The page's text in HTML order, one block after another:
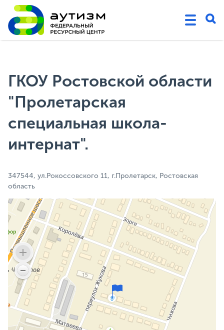
ГКОУ Ростовской области
"Пролетарская
специальная школа-
интернат".
347544, ул.Рокоссовского 11, г.Пролетарск, Ростовская
область